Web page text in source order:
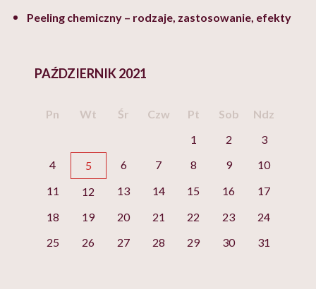
Peeling chemiczny – rodzaje, zastosowanie, efekty
PAŹDZIERNIK 2021
Pn Wt Śr Czw Pt Sob
Ndz
1
2
3
4
5 6 7 8 9
10
11
12 13 14 15 16
17
18
19 20 21 22 23
24
25
26 27 28 29 30 31